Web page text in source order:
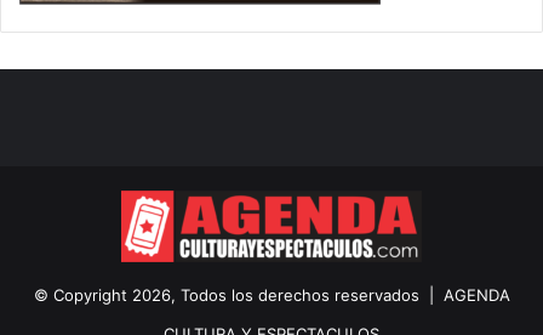
© Copyright 2026, Todos los derechos reservados | AGENDA